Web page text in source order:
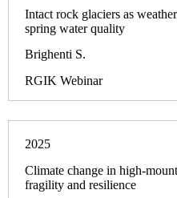
Intact rock glaciers as
spring water quality
Brighenti S.
RGIK Webinar
2025
Climate change in high-
fragility and resilience